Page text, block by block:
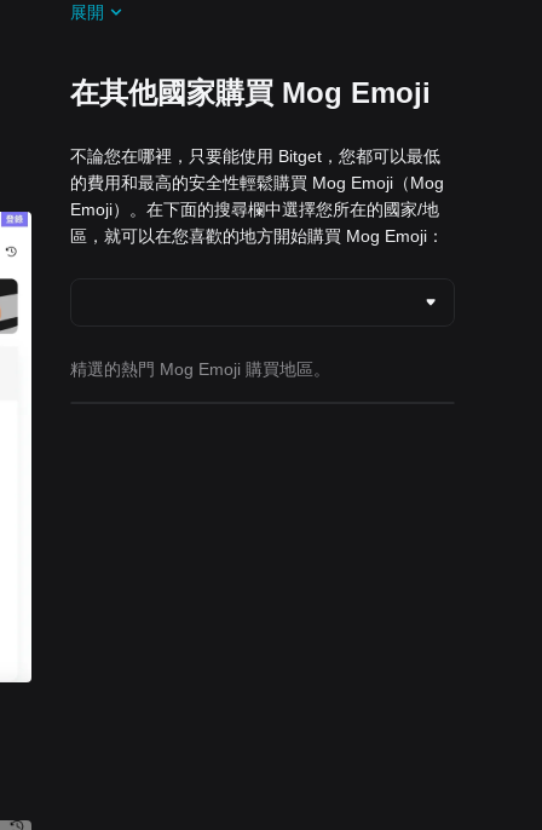
展開
在其他國家購買 Mog Emoji
不論您在哪裡，只要能使用 Bitget，您都可以最低
的費用和最高的安全性輕鬆購買 Mog Emoji（Mog
Emoji）。在下面的搜尋欄中選擇您所在的國家/地
區，就可以在您喜歡的地方開始購買 Mog Emoji：
精選的熱門 Mog Emoji 購買地區。